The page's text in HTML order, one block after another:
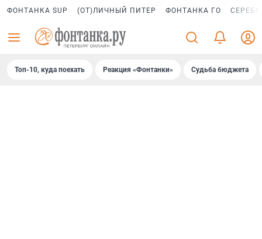
ФОНТАНКА SUP (ОТ)ЛИЧНЫЙ ПИТЕР ФОНТАНКА ГО
Топ-10, куда поехать Реакция «Фонтанки» Судьба бюджета